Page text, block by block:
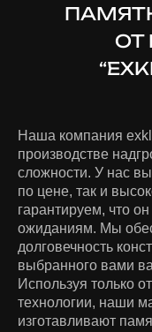
ОТ
Наша компания
производстве
сложности. У нас
по цене, так и
гарантируем, что
ожиданиям. Мы
долговечность
выбранного вами
Используя только
технологии, наши
изготавливают